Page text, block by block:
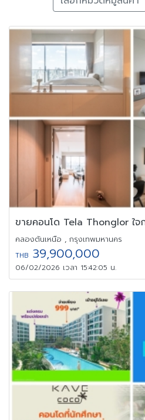
คลองตันเหนือ , กรุงเทพมหานคร
THB 39,900,000
06/02/2026 เวลา 15:42:05 น.